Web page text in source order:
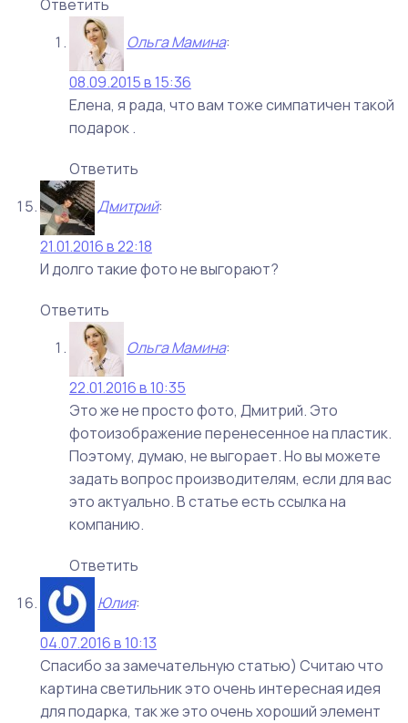
Ответить
Ольга Мамина:
08.09.2015 в 15:36
Елена, я рада, что вам тоже симпатичен такой
подарок .
Ответить
Дмитрий:
21.01.2016 в 22:18
И долго такие фото не выгорают?
Ответить
Ольга Мамина:
22.01.2016 в 10:35
Это же не просто фото, Дмитрий. Это
фотоизображение перенесенное на пластик.
Поэтому, думаю, не выгорает. Но вы можете
задать вопрос производителям, если для вас
это актуально. В статье есть ссылка на
компанию.
Ответить
Юлия:
04.07.2016 в 10:13
Спасибо за замечательную статью) Считаю что
картина светильник это очень интересная идея
для подарка, так же это очень хороший элемент